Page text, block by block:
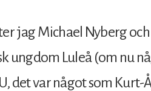
jag Michael Nyberg
ungdom Luleå (om nu
det var något som Kurt-